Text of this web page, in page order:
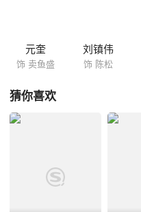
元奎
饰 卖鱼盛
刘镇伟
饰 陈松
猜你喜欢